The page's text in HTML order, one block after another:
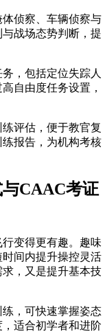
侦察、车辆侦察与
战场态势判断，提
，包括定位失踪人
自由度任务设置，
评估，便于教官复
报告，为机构考核
CAAC考证
变得更有趣。趣味
间内提升操控灵活
，又是提升基本技
，可快速掌握姿态
适合初学者和进阶